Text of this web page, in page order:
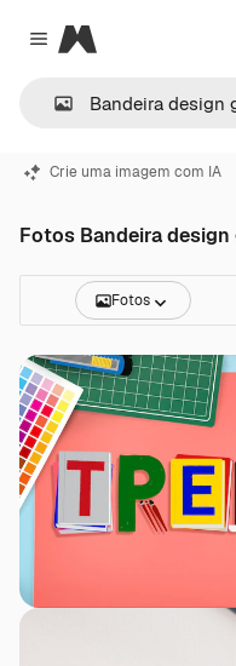
Close menu
Magnific
Crie uma imagem com IA
Fotos Bandeira
Fotos